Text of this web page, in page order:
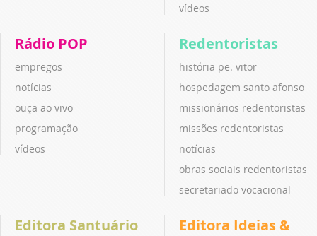
vídeos
Rádio POP
empregos
notícias
ouça ao vivo
programação
vídeos
Redentoristas
história pe. vitor
hospedagem santo afonso
missionários redentoristas
missões redentoristas
notícias
obras sociais redentoristas
secretariado vocacional
Editora Santuário
Editora Ideias &